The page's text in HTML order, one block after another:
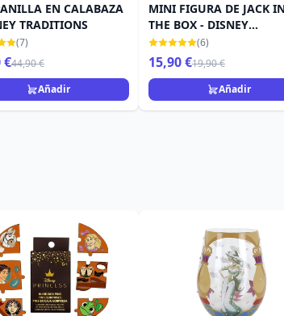
EN CALABAZA
TRADITIONS
(7)
€44,90 €
Añadir
MINI FIGURA DE JACK
THE BOX - DISNEY
TRADITIONS
(6)
15,90 €19,90 €
Añadir